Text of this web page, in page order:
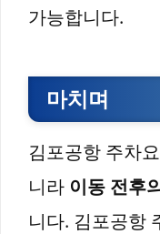
가능합니다.
마치며
김포공항 주차
니라 이동 전후
니다. 김포공항